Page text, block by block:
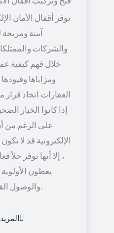
توفر أقفال الأمان
آمنة ومريحة
والشركات
خلال فهم كيفية
ومزاياها
العقارات اتخاذ قرار
إذا كانوا الخيار
على الرغم من
الإلكترونية قد لا
، إلا أنها توفر حلاً
يعطون الأولوية
المزيد